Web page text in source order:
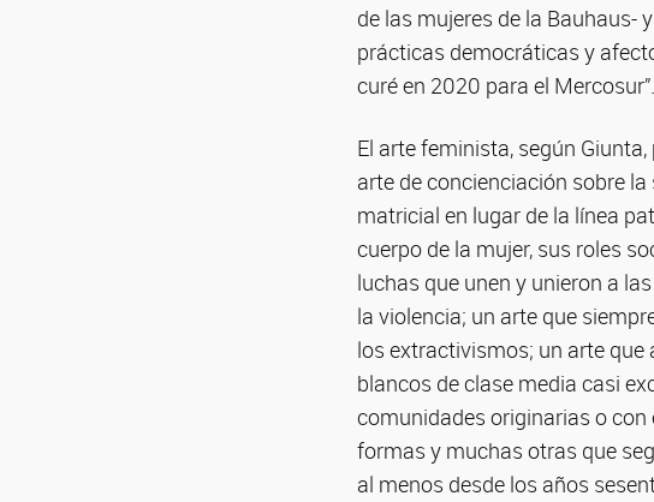
de las mujeres de la Bauhaus-
prácticas democráticas y
curé en 2020 para el Mercosur”.
El arte feminista, según
arte de concienciación sobre
matricial en lugar de la línea
cuerpo de la mujer, sus roles
luchas que unen y unieron a
la violencia; un arte que
los extractivismos; un arte
blancos de clase media casi
comunidades originarias o
formas y muchas otras que
al menos desde los años